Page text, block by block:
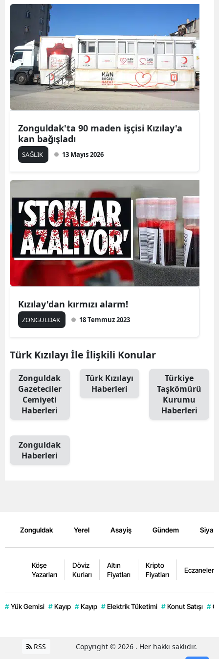
Zonguldak'ta 90 maden işçisi Kızılay'a
kan bağışladı
SAĞLIK 13 Mayıs 2026
Kızılay'dan kırmızı alarm!
ZONGULDAK 18 Temmuz 2023
Türk Kızılayı İle İlişkili Konular
Zonguldak
Gazeteciler
Cemiyeti
Haberleri
Türk Kızılayı
Haberleri
Türkiye
Taşkömürü
Kurumu
Haberleri
Zonguldak
Haberleri
Zonguldak Yerel Asayiş Gündem
Köşe
Yazarları
Döviz
Kurları
Altın
Fiyatları
Kripto
Fiyatları
Eczaneler
# Yük Gemisi # Kayıp # Kayıp # Elektrik Tüketimi # Konut Satışı #
RSS Copyright © 2026 . Her hakkı saklıdır.